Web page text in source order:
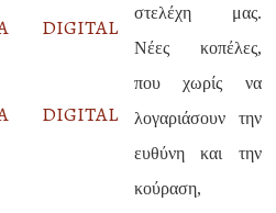
στελέχη μας.
Νέες κοπέλες,
που χωρίς να
λογαριάσουν την
ευθύνη και την
κούραση,